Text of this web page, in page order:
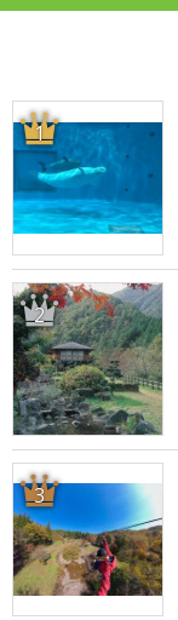
1
2
3